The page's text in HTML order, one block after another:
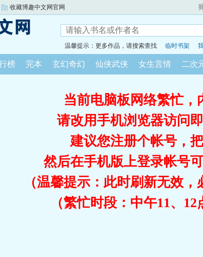
收藏博趣中文网官网
温馨提示：更多作品，请搜索查找 临时书架
榜 完本 玄幻奇幻 仙侠武侠 女生言情 二次
当前电脑板网络繁忙
请改用手机浏览器访问
建议您注册个帐号，
然后在手机版上登录帐号
（温馨提示：此时刷新无效，
（繁忙时段：中午11、12